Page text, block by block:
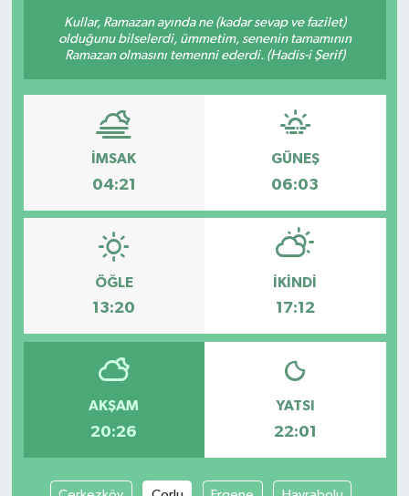
Kullar, Ramazan ayında ne (kadar sevap ve fazilet)
olduğunu bilselerdi, ümmetim, senenin tamamının
Ramazan olmasını temenni ederdi. (Hadis-i Şerif)
İMSAK
04:21
GÜNEŞ
06:03
ÖĞLE
13:20
İKINDI
17:12
AKŞAM
20:26
YATSI
22:01